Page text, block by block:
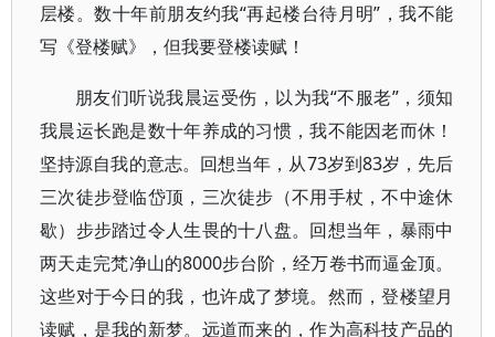
层楼。数十年前朋友约我“再起楼台待月明”，我不能
写《登楼赋》，但我要登楼读赋！
朋友们听说我晨运受伤，以为我“不服老”，须知
我晨运长跑是数十年养成的习惯，我不能因老而休！
坚持源自我的意志。回想当年，从73岁到83岁，先后
三次徒步登临岱顶，三次徒步（不用手杖，不中途休
歇）步步踏过令人生畏的十八盘。回想当年，暴雨中
两天走完梵净山的8000步台阶，经万卷书而逼金顶。
这些对于今日的我，也许成了梦境。然而，登楼望月
读赋，是我的新梦。远道而来的，作为高科技产品的